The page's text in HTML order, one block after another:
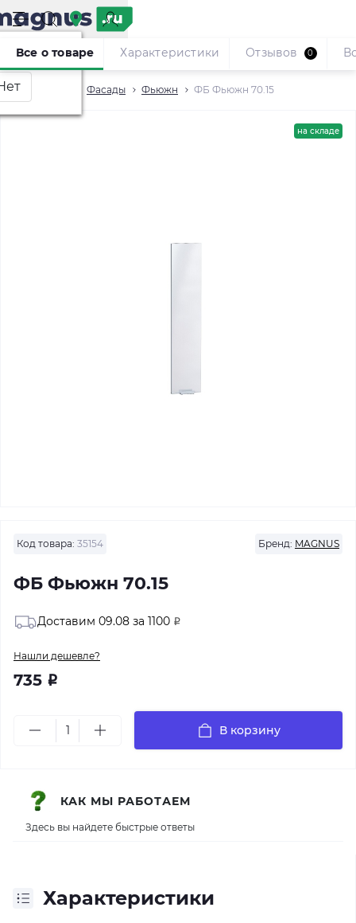
Москва ?
Фасады Фьюжн ФБ Фьюжн 70.15
Все о товаре Характеристики Отзывов 0
на складе
Код товара: 35154 Бренд: MAGNUS
ФБ Фьюжн 70.15
Доставим 09.08 за 1100 Р
Нашли дешевле?
735 Р
В корзину
Характеристики
КАК МЫ РАБОТАЕМ
Здесь вы найдете быстрые ответы